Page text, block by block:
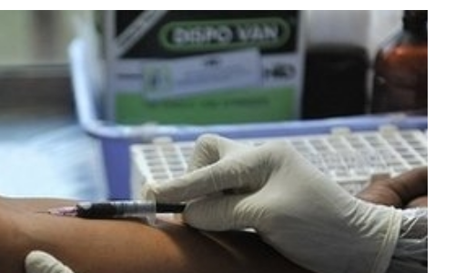
این روش توی خونه،سفیدی و زیبایی
دندوناتو برگردون(40%off)
تخفیف ویژه!
به بزرگترین جشنواره ایمپلنت تهران سر بزنید
! | فقط ۲۵ میلیون !
رزرورایگان نوبت